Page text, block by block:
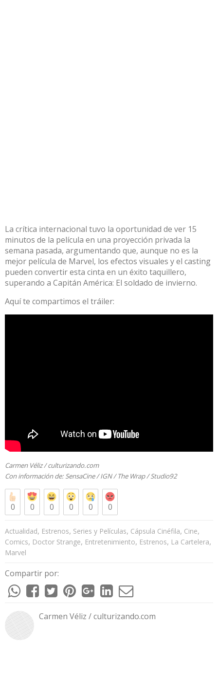
La crítica internacional tuvo la oportunidad de ver 15
minutos de la película en una proyección privada la
semana pasada, argumentando que, aunque no es la
mejor película de Marvel, los efectos visuales y el casting
pueden convertir esta cinta en un éxito taquillero,
superando a Capitán América: El soldado de invierno.
Aquí te compartimos el tráiler:
Carmen Véliz /culturizando.com
Con información de: SensaCine / IGN / The Wrap / Studio92
0 0 0 0 0 0
Actualidad, Estrenos, Series y Películas, Cápsula Cinéfila, Cine,
Comics, Doctor Strange, Entretenimiento, Estrenos, La Cartelera,
Marvel
Compartir por:
Carmen Véliz / culturizando.com